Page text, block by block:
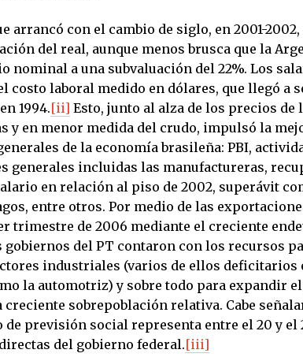
arrancó con el cambio de siglo, en 2001-
del real, aunque menos brusca que la
nominal a una subvaluación del 22%. Los
costo laboral medido en dólares, que llegó a
1994.[ii] Esto, junto al alza de los precios de
y en menor medida del crudo, impulsó la
de la economía brasileña: PBI,
generales incluidas las manufactureras,
en relación al piso de 2002, superávit
entre otros. Por medio de las
trimestre de 2006 mediante el creciente
gobiernos del PT contaron con los recursos
industriales (varios de ellos deficitarios
la automotriz) y sobre todo para expandir
creciente sobrepoblación relativa. Cabe
de previsión social representa entre el 20 y el
del gobierno federal.[iii]